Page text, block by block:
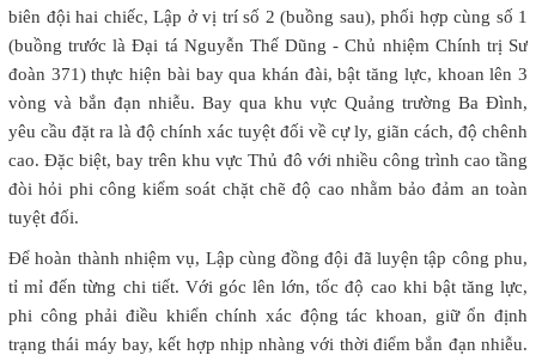
biên đội hai chiếc, Lập ở vị trí số 2 (buồng sau), phối hợp cùng số 1
(buồng trước là Đại tá Nguyễn Thế Dũng - Chủ nhiệm Chính trị Sư
đoàn 371) thực hiện bài bay qua khán đài, bật tăng lực, khoan lên 3
vòng và bắn đạn nhiễu. Bay qua khu vực Quảng trường Ba Đình,
yêu cầu đặt ra là độ chính xác tuyệt đối về cự ly, giãn cách, độ chênh
cao. Đặc biệt, bay trên khu vực Thủ đô với nhiều công trình cao tầng
đòi hỏi phi công kiểm soát chặt chẽ độ cao nhằm bảo đảm an toàn
tuyệt đối.
Để hoàn thành nhiệm vụ, Lập cùng đồng đội đã luyện tập công phu,
tỉ mỉ đến từng chi tiết. Với góc lên lớn, tốc độ cao khi bật tăng lực,
phi công phải điều khiển chính xác động tác khoan, giữ ổn định
trạng thái máy bay, kết hợp nhịp nhàng với thời điểm bắn đạn nhiễu.